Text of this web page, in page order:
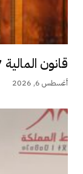
قانون المالية 2027: أخنوش يبقي على دعم...
أغسطس 6, 2026